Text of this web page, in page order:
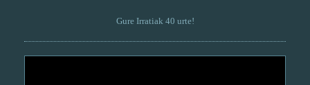
Gure Irratiak 40 urte!